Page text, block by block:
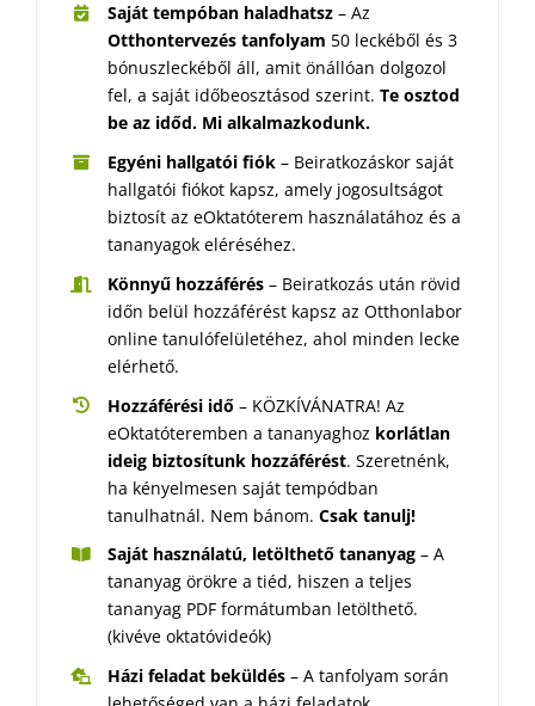
Saját tempóban haladhatsz – Az
Otthontervezés tanfolyam 50 leckéből és 3
bónuszleckéből áll, amit önállóan dolgozol
fel, a saját időbeosztásod szerint. Te osztod
be az időd. Mi alkalmazkodunk.
Egyéni hallgatói fiók– Beiratkozáskor saját
hallgatói fiókot kapsz, amely jogosultságot
biztosít az eOktatóterem használatához és a
tananyagok eléréséhez.
Könnyű hozzáférés – Beiratkozás után rövid
időn belül hozzáférést kapsz az Otthonlabor
online tanulófelületéhez, ahol minden lecke
elérhető.
Hozzáférési idő– KÖZKÍVÁNATRA! Az
eOktatóteremben a tananyaghoz korlátlan
ideig biztosítunk hozzáférést. Szeretnénk,
ha kényelmesen saját tempódban
tanulhatnál. Nem bánom. Csak tanulj!
Saját használatú, letölthető tananyag– A
tananyag örökre a tiéd, hiszen a teljes
tananyag PDF formátumban letölthető.
(kivéve oktatóvideók)
Házi feladat beküldés– A tanfolyam során